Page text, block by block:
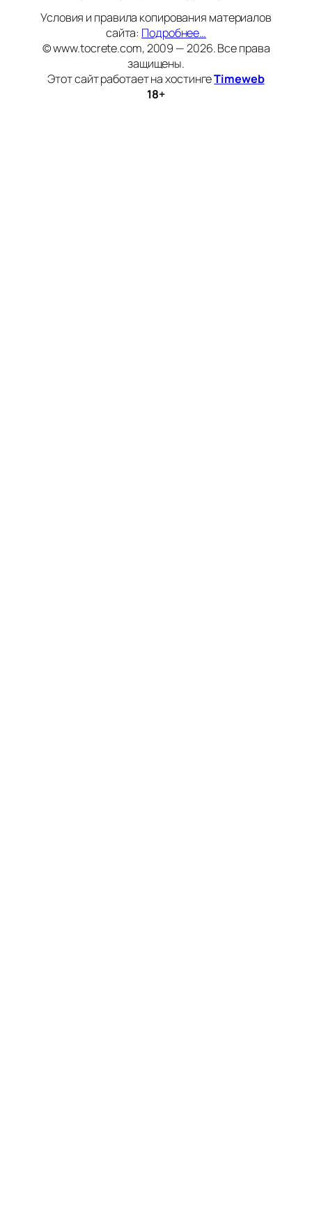
Условия и правила копирования материалов
сайта: Подробнее…
© www.tocrete.com, 2009 — 2026. Все права
защищены.
Этот сайт работает на хостингеTimeweb
18+